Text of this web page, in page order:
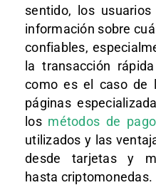
sentido, los
información sobre
confiables,
la transacción
como es el caso de
páginas
los métodos de
utilizados y las
desde tarjetas y
hasta criptomonedas.